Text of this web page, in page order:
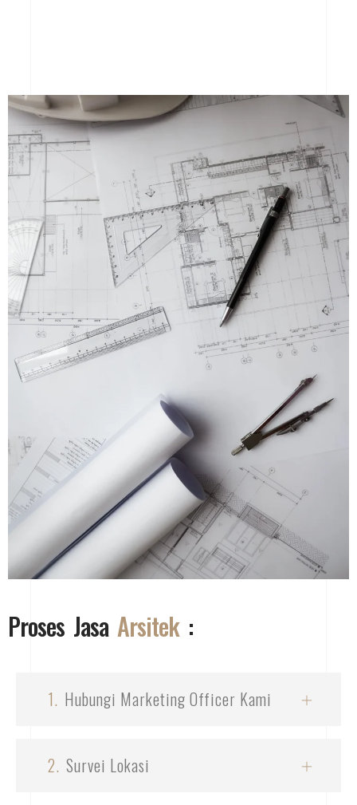
Proses Jasa Arsitek:
1. Hubungi Marketing Officer Kami
2. Survei Lokasi